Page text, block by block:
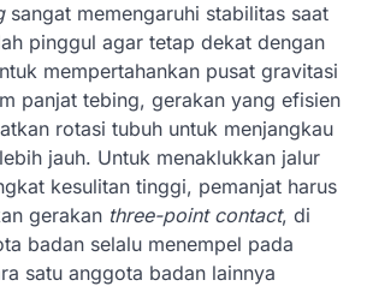
sangat memengaruhi stabilitas saat
pinggul agar tetap dekat dengan
mempertahankan pusat gravitasi
panjat tebing, gerakan yang efisien
rotasi tubuh untuk menjangkau
jauh. Untuk menaklukkan jalur
kesulitan tinggi, pemanjat harus
gerakan three-point contact, di
badan selalu menempel pada
satu anggota badan lainnya